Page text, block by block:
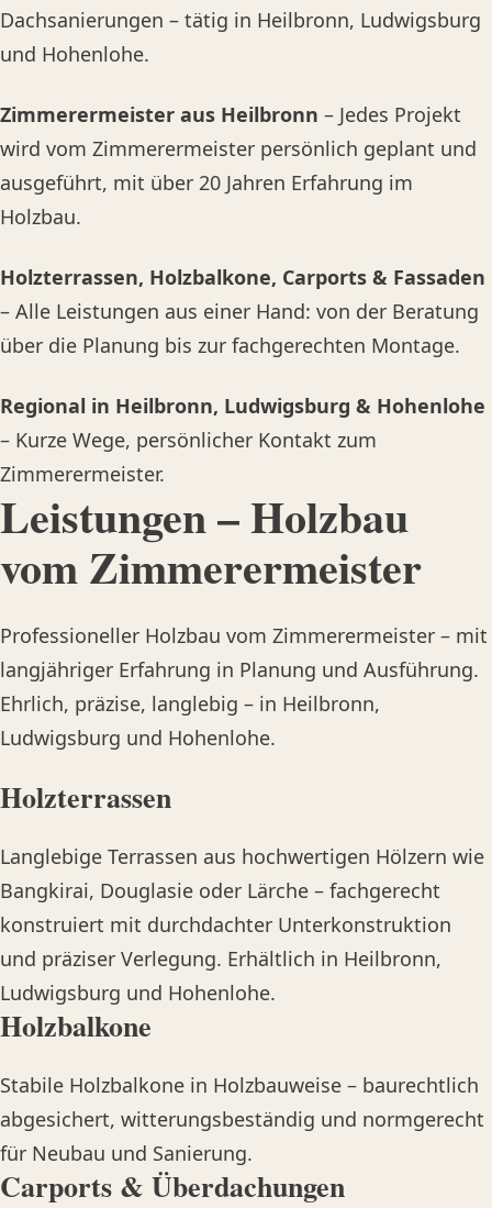
Dachsanierungen – tätig in Heilbronn, Ludwigsburg
und Hohenlohe.
Zimmerermeister aus Heilbronn – Jedes Projekt
wird vom Zimmerermeister persönlich geplant und
ausgeführt, mit über 20 Jahren Erfahrung im
Holzbau.
Holzterrassen, Holzbalkone, Carports & Fassaden
– Alle Leistungen aus einer Hand: von der Beratung
über die Planung bis zur fachgerechten Montage.
Regional in Heilbronn, Ludwigsburg & Hohenlohe
– Kurze Wege, persönlicher Kontakt zum
Zimmerermeister.
Leistungen – Holzbau
vom Zimmerermeister
Professioneller Holzbau vom Zimmerermeister – mit
langjähriger Erfahrung in Planung und Ausführung.
Ehrlich, präzise, langlebig – in Heilbronn,
Ludwigsburg und Hohenlohe.
Holzterrassen
Langlebige Terrassen aus hochwertigen Hölzern wie
Bangkirai, Douglasie oder Lärche – fachgerecht
konstruiert mit durchdachter Unterkonstruktion
und präziser Verlegung. Erhältlich in Heilbronn,
Ludwigsburg und Hohenlohe.
Holzbalkone
Stabile Holzbalkone in Holzbauweise – baurechtlich
abgesichert, witterungsbeständig und normgerecht
für Neubau und Sanierung.
Carports & Überdachungen